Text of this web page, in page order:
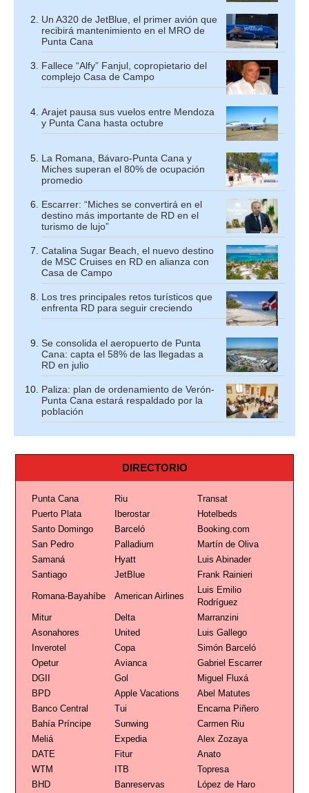
Un A320 de JetBlue, el primer avión que
recibirá mantenimiento en el MRO de
Punta Cana
Fallece “Alfy” Fanjul, copropietario del
complejo Casa de Campo
Arajet pausa sus vuelos entre Mendoza
y Punta Cana hasta octubre
La Romana, Bávaro-Punta Cana y
Miches superan el 80% de ocupación
promedio
Escarrer: “Miches se convertirá en el
destino más importante de RD en el
turismo de lujo”
Catalina Sugar Beach, el nuevo destino
de MSC Cruises en RD en alianza con
Casa de Campo
Los tres principales retos turísticos que
enfrenta RD para seguir creciendo
Se consolida el aeropuerto de Punta
Cana: capta el 58% de las llegadas a
RD en julio
Paliza: plan de ordenamiento de Verón-
Punta Cana estará respaldado por la
población
DIRECTORIO
Punta Cana Riu
Transat
Puerto Plata
Iberostar
Hotelbeds
Santo Domingo
Barceló
Booking.com
San Pedro
Palladium
Martín de Oliva
Samaná
Hyatt
Luis Abinader
Santiago
JetBlue Frank Rainieri
Romana-Bayahíbe American Airlines
Luis Emilio
Rodríguez
Mitur
Delta
Marranzini
Asonahores
United
Luis Gallego
Inverotel
Copa
Simón Barceló
Opetur
Avianca
Gabriel Escarrer
DGII
Gol
Miguel Fluxá
BPD
Apple Vacations
Abel Matutes
Banco Central
Tui
Encarna Piñero
Bahía Príncipe
Sunwing
Carmen Riu
Meliá
Expedia
Alex Zozaya
DATE
Fitur
Anato
WTM
ITB
Topresa
BHD
Banreservas López de Haro